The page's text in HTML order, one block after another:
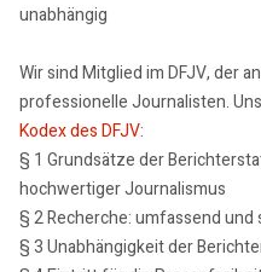
unabhängig
Wir sind Mitglied im DFJV, der
professionelle Journalisten.
Kodex des DFJV:
§ 1 Grundsätze der
hochwertiger Journalismus
§ 2 Recherche: umfassend und
§ 3 Unabhängigkeit der